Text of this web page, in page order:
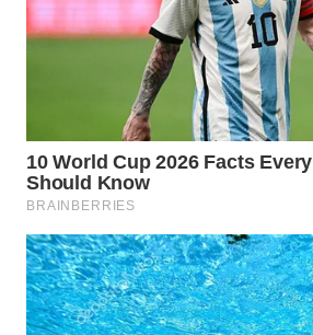
WN
BOROBUDUR
WN
WN
SURABAYA